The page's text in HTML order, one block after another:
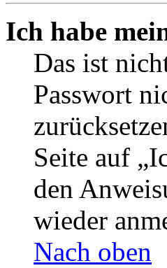
Ich habe
Das ist
Passwort
Seite auf
den
wieder
Nach oben